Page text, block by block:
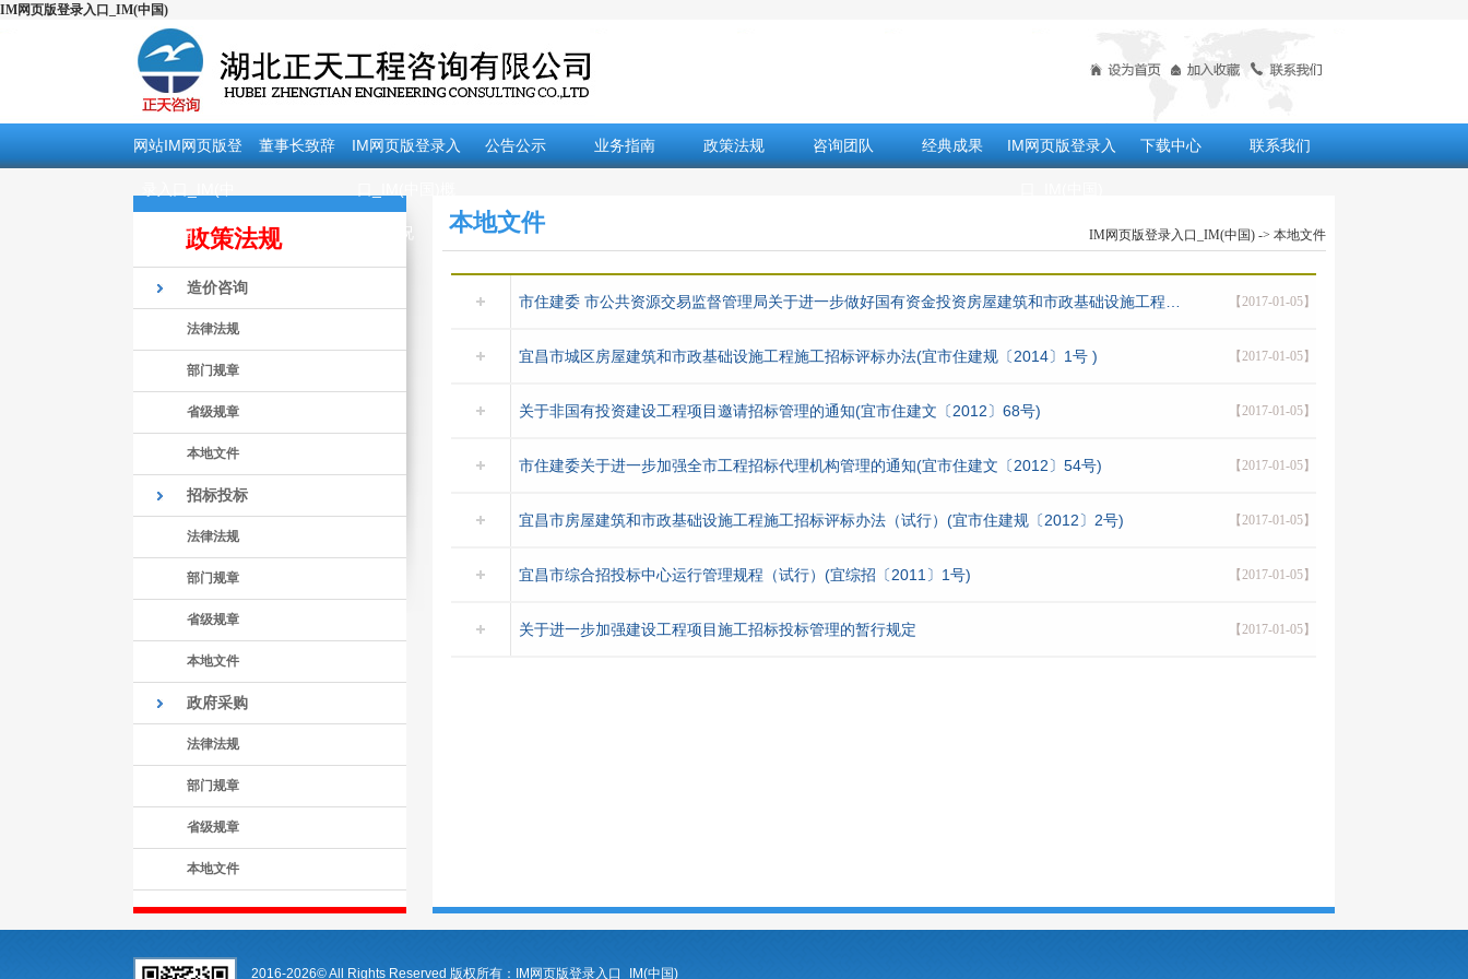
IM网页版登录入口_IM(中国)
网站IM网页版登
国)
董事长致辞 IM网页版登录入
况
公告公示 业务指南 政策法规 咨询团队 经典成果 IM网页版登录入 下载中心 联系我们
政策法规
造价咨询
法律法规
部门规章
省级规章
本地文件
招标投标
法律法规
部门规章
省级规章
本地文件
政府采购
法律法规
部门规章
省级规章
本地文件
本地文件 IM网页版登录入口_IM(中国)-> 本地文件
市住建委 市公共资源交易监督管理局关于进一步做好国有资金投资房屋建筑和市政基础设施工程… 【2017-01-05】
宜昌市城区房屋建筑和市政基础设施工程施工招标评标办法(宜市住建规〔2014〕1号 ) 【2017-01-05】
关于非国有投资建设工程项目邀请招标管理的通知(宜市住建文〔2012〕68号) 【2017-01-05】
市住建委关于进一步加强全市工程招标代理机构管理的通知(宜市住建文〔2012〕54号) 【2017-01-05】
宜昌市房屋建筑和市政基础设施工程施工招标评标办法（试行）(宜市住建规〔2012〕2号) 【2017-01-05】
宜昌市综合招投标中心运行管理规程（试行）(宜综招〔2011〕1号) 【2017-01-05】
关于进一步加强建设工程项目施工招标投标管理的暂行规定 【2017-01-05】
2016-2026© All Rights Reserved 版权所有：IM网页版登录入口_IM(中国)